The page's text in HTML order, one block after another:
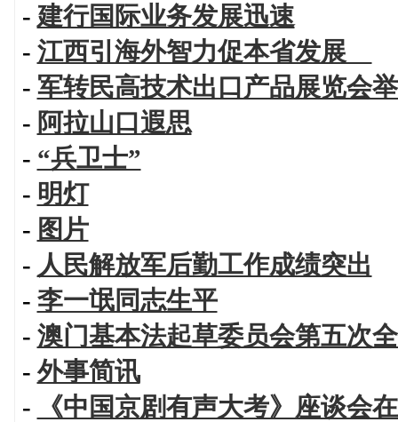
- 建行国际业务发展迅速
- 江西引海外智力促本省发展
- 军转民高技术出口产品展览会
- 阿拉山口遐思
- “兵卫士”
- 明灯
- 图片
- 人民解放军后勤工作成绩突出
- 李一氓同志生平
- 澳门基本法起草委员会第五次
- 外事简讯
-
《中国京剧有声大考》座谈会